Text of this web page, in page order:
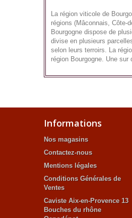
La région viticole de
régions (Mâconnais, Côte-
Bourgogne dispose de
divise en plusieurs
selon leurs terroirs. La
région Bourgogne. Une sur
Informations
Nos magasins
Contactez-nous
Mentions légales
Conditions Générales de
Ventes
Caviste Aix-en-Provence 13
Bouches du rhône